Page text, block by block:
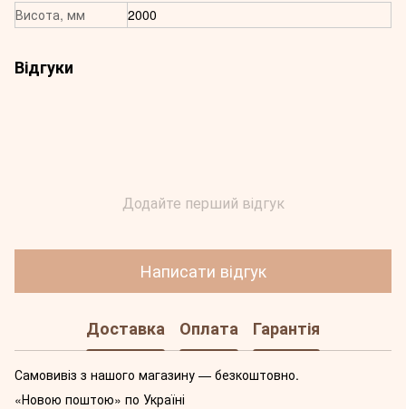
Висота, мм 2000
Відгуки
Додайте перший відгук
Написати відгук
Доставка Оплата Гарантія
Самовивіз з нашого магазину — безкоштовно.
«Новою поштою» по Україні